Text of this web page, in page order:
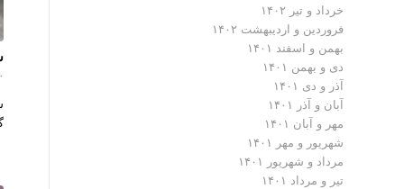
۰ دیدگاه
خرداد و تیر ۱۴۰۲
فروردین و اردیبهشت ۱۴۰۲
بهمن و اسفند ۱۴۰۱
دی و بهمن ۱۴۰۱
آذر و دی ۱۴۰۱
آبان و آذر ۱۴۰۱
مهر و آبان ۱۴۰۱
شهریور و مهر ۱۴۰۱
مرداد و شهریور ۱۴۰۱
تیر و مرداد ۱۴۰۱